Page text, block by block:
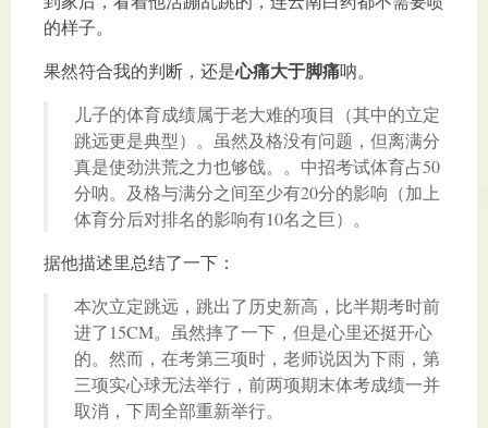
的样子。
果然符合我的判断，还是心痛大于脚痛呐。
儿子的体育成绩属于老大难的项目（其中的立定
跳远更是典型）。虽然及格没有问题，但离满分
真是使劲洪荒之力也够戗。。中招考试体育占50
分呐。及格与满分之间至少有20分的影响（加上
体育分后对排名的影响有10名之巨）。
据他描述里总结了一下：
本次立定跳远，跳出了历史新高，比半期考时前
进了15CM。虽然摔了一下，但是心里还挺开心
的。然而，在考第三项时，老师说因为下雨，第
三项实心球无法举行，前两项期末体考成绩一并
取消，下周全部重新举行。